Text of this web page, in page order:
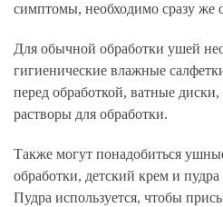
симптомы, необходимо сразу же
Для обычной обработки ушей
гигиенические влажные
перед обработкой, ватные
растворы для обработки.
Также могут понадобиться
обработки, детский крем и
Пудра используется, чтобы